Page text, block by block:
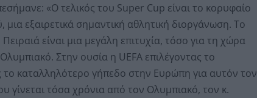
«Ο τελικός του Super Cup είναι το κορυφαίο
εξαιρετικά σημαντική αθλητική διοργάνωση. Το
είναι μια μεγάλη επιτυχία, τόσο για τη χώρα
Στην ουσία η UEFA επιλέγοντας το
το καταλληλότερο γήπεδο στην Ευρώπη για αυτόν τον
γίνεται τόσα χρόνια από τον Ολυμπιακό, τον κ.